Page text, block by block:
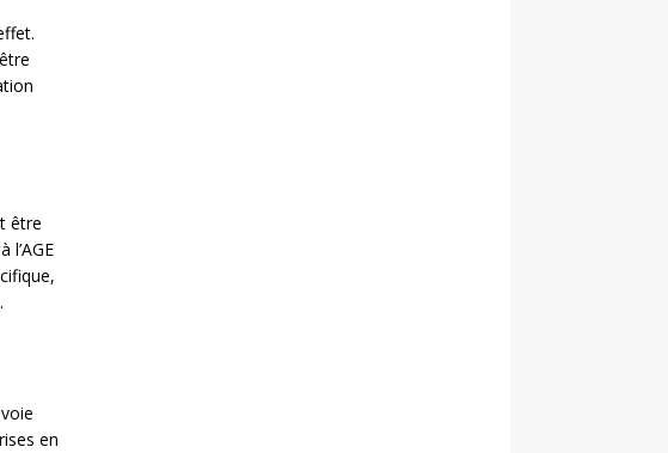
être
l’AGE
en